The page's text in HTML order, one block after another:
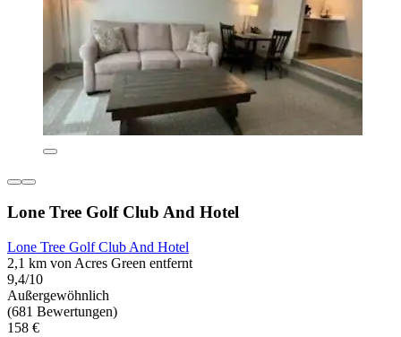
Lone Tree Golf Club And Hotel
Lone Tree Golf Club And Hotel
2,1 km von Acres Green entfernt
9,4/10
Außergewöhnlich
(681 Bewertungen)
158 €